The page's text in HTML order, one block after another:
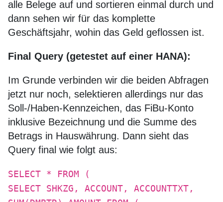
alle Belege auf und sortieren einmal durch und
dann sehen wir für das komplette
Geschäftsjahr, wohin das Geld geflossen ist.
Final Query (getestet auf einer HANA):
Im Grunde verbinden wir die beiden Abfragen
jetzt nur noch, selektieren allerdings nur das
Soll-/Haben-Kennzeichen, das FiBu-Konto
inklusive Bezeichnung und die Summe des
Betrags in Hauswährung. Dann sieht das
Query final wie folgt aus:
SELECT * FROM (
SELECT SHKZG, ACCOUNT, ACCOUNTTXT,